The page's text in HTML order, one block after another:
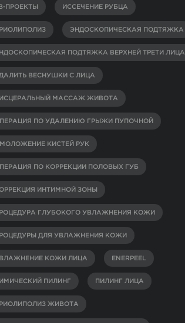
ПРОЕКТЫ ИССЕЧЕНИЕ РУБЦА
ЭНДОСКОПИЧЕСКАЯ ПОДТЯЖКА
ПОДТЯЖКА ВЕРХНЕЙ ТРЕТИ ЛИЦА
ВЕСНУШКИ С ЛИЦА
МАССАЖ ЖИВОТА
ПО УДАЛЕНИЮ ГРЫЖИ ПУПОЧНОЙ
КИСТЕЙ РУК
ПО КОРРЕКЦИИ ПОЛОВЫХ ГУБ
ИНТИМНОЙ ЗОНЫ
ГЛУБОКОГО УВЛАЖНЕНИЯ КОЖИ
ДЛЯ УВЛАЖНЕНИЯ КОЖИ
КОЖИ ЛИЦА ENERPEEL
ПИЛИНГ ПИЛИНГ ЛИЦА
ЖИВОТА